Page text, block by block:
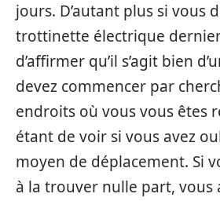
jours. D’autant plus si vous
trottinette électrique
d’affirmer qu’il s’agit bien
devez commencer par
endroits où vous vous êtes
étant de voir si vous avez
moyen de déplacement. Si
à la trouver nulle part, vous